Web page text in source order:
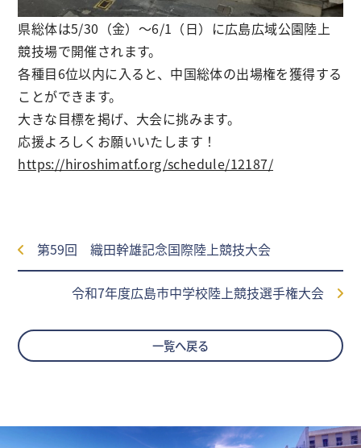
県総体は5/30（金）～6/1（日）に広島広域公園陸上
競技場で開催されます。
各種目6位以内に入ると、中国総体の出場権を獲得する
ことができます。
大きな目標を掲げ、大会に挑みます。
応援よろしくお願いいたします！
https://hiroshimatf.org/schedule/12187/
第59回 織田幹雄記念国際陸上競技大会
令和7年度広島市中学校陸上競技選手権大会
一覧へ戻る